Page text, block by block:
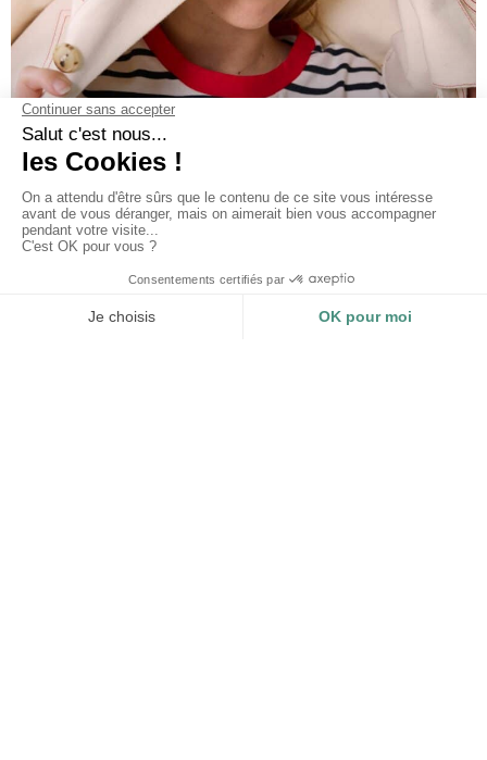
LES ATELIERS DES MOUETTES HABILLENT LES
HÔTESSES DU SALON MADE IN FRANCE !